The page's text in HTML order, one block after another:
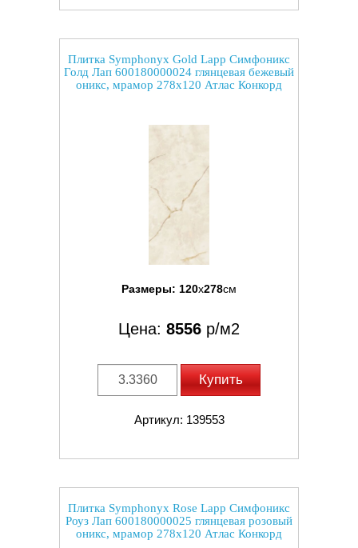
Плитка Symphonyx Gold Lapp Симфоникс
Голд Лап 600180000024 глянцевая бежевый
оникс, мрамор 278x120 Атлас Конкорд
Размеры: 120x278см
Цена: 8556 р/м2
Купить
Артикул: 139553
Плитка Symphonyx Rose Lapp Симфоникс
Роуз Лап 600180000025 глянцевая розовый
оникс, мрамор 278x120 Атлас Конкорд